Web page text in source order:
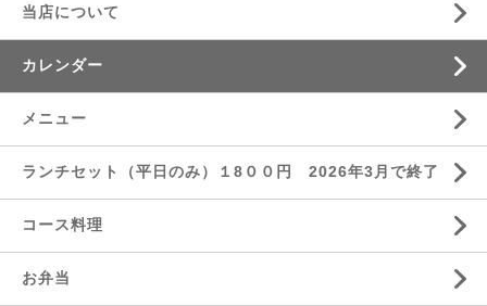
当店について
カレンダー
メニュー
ランチセット（平日のみ）１8００円 2026年3月で終了
コース料理
お弁当